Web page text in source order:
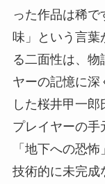
った作品は稀
味」という言葉
る二面性は、物
ヤーの記憶に深
した桜井甲一
プレイヤーの手
「地下への恐
技術的に未完成